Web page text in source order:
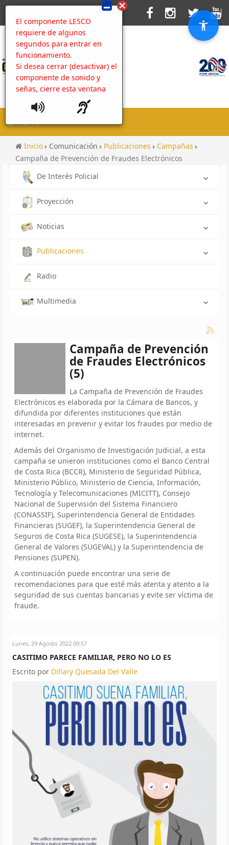
El componente LESCO
requiere de algunos
segundos para entrar en
funcionamiento.
Si desea cerrar (desactivar) el
componente de sonido y
señas, cierre esta ventana
MENU
Inicio Comunicación Publicaciones
Campañas
Campaña de Prevención de Fraudes Electrónicos
De Interés Policial
Proyección
Noticias
Publicaciones
Radio
Multimedia
Campaña de Prevención
de Fraudes Electrónicos
(5)
La Campaña de Prevención de Fraudes
Electrónicos es elaborada por la Cámara de Bancos, y
difundida por diferentes instituciones que están
interesadas en prevenir y evitar los fraudes por medio de
internet.
Además del Organismo de Investigación Judicial, a esta
campaña se unieron instituciones como el Banco Central
de Costa Rica (BCCR), Ministerio de Seguridad Pública,
Ministerio Público, Ministerio de Ciencia, Información,
Tecnología y Telecomunicaciones (MICITT), Consejo
Nacional de Supervisión del Sistema Financiero
(CONASSIF), Superintendencia General de Entidades
Financieras (SUGEF), la Superintendencia General de
Seguros de Costa Rica (SUGESE), la Superintendencia
General de Valores (SUGEVAL) y la Superintendencia de
Pensiones (SUPEN).
A continuación puede encontrar una serie de
recomendaciones para que esté más atenta y atento a la
seguridad de sus cuentas bancarias y evite ser víctima de
fraude.
Lunes, 29 Agosto 2022 09:57
CASITIMO PARECE FAMILIAR, PERO NO LO ES
Escrito por Dillary Quesada Del Valle